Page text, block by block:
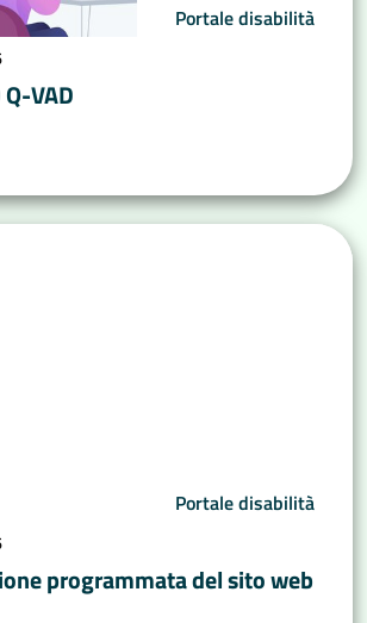
Portale disabilità
VAD
Portale disabilità
programmata del sito web